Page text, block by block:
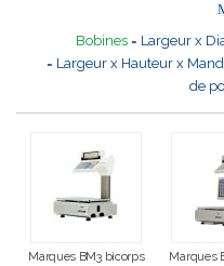
Bobines = Largeur x
= Largeur x Hauteur x
de
Marques BM3 bicorps Marques